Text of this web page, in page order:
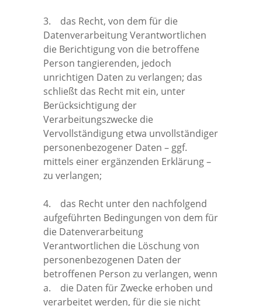
3. das Recht, von dem für die
Datenverarbeitung Verantwortlichen
die Berichtigung von die betroffene
Person tangierenden, jedoch
unrichtigen Daten zu verlangen; das
schließt das Recht mit ein, unter
Berücksichtigung der
Verarbeitungszwecke die
Vervollständigung etwa unvollständiger
personenbezogener Daten – ggf.
mittels einer ergänzenden Erklärung –
zu verlangen;
4. das Recht unter den nachfolgend
aufgeführten Bedingungen von dem für
die Datenverarbeitung
Verantwortlichen die Löschung von
personenbezogenen Daten der
betroffenen Person zu verlangen, wenn
a. die Daten für Zwecke erhoben und
verarbeitet werden, für die sie nicht